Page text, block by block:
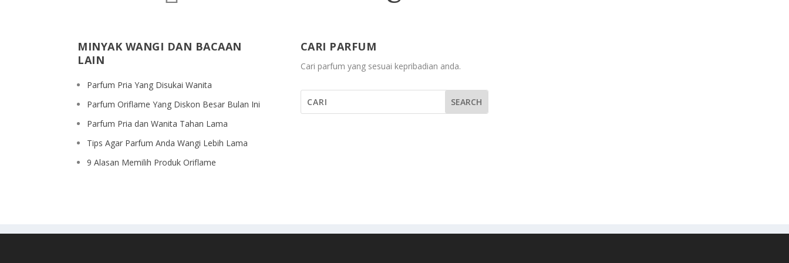
MINYAK WANGI DAN BACAAN
LAIN
Parfum Pria Yang Disukai Wanita
Parfum Oriflame Yang Diskon Besar Bulan Ini
Parfum Pria dan Wanita Tahan Lama
Tips Agar Parfum Anda Wangi Lebih Lama
9 Alasan Memilih Produk Oriflame
CARI PARFUM
Cari parfum yang sesuai kepribadian anda.